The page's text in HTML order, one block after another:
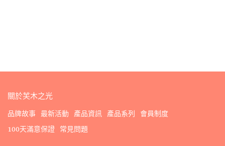
關於芙木之光
品牌故事 最新活動 產品資訊 產品系列
會員制度
100天滿意保證 常見問題